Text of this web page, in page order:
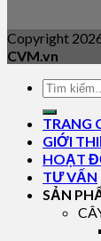
Copyright
CVM.vn
TRANG
GIỚI
HOẠT
TƯ VẤN
SẢN